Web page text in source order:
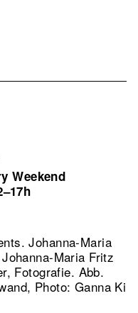
Weekend
Johanna-Maria
Maria Fritz
Fotografie. Abb.
Photo: Ganna Ki